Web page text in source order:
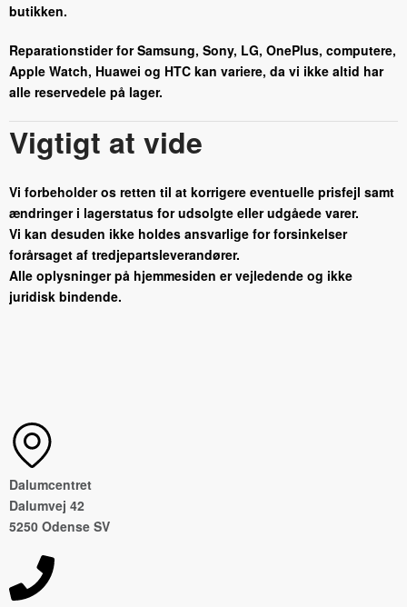
butikken.
Reparationstider for Samsung, Sony, LG, OnePlus, computere,
Apple Watch, Huawei og HTC kan variere, da vi ikke altid har
alle reservedele på lager.
Vigtigt at vide
Vi forbeholder os retten til at korrigere eventuelle prisfejl samt
ændringer i lagerstatus for udsolgte eller udgåede varer.
Vi kan desuden ikke holdes ansvarlige for forsinkelser
forårsaget af tredjepartsleverandører.
Alle oplysninger på hjemmesiden er vejledende og ikke
juridisk bindende.
Dalumcentret
Dalumvej 42
5250 Odense SV